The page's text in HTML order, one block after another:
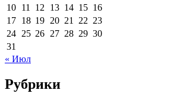
10 11 12 13 14 15 16
17 18 19 20 21 22 23
24 25 26 27 28 29 30
31
« Июл
Рубрики